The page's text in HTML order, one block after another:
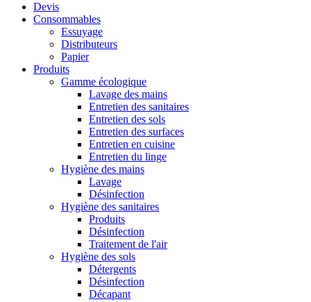
Devis
Consommables
Essuyage
Distributeurs
Papier
Produits
Gamme écologique
Lavage des mains
Entretien des sanitaires
Entretien des sols
Entretien des surfaces
Entretien en cuisine
Entretien du linge
Hygiène des mains
Lavage
Désinfection
Hygiène des sanitaires
Produits
Désinfection
Traitement de l'air
Hygiène des sols
Détergents
Désinfection
Décapant